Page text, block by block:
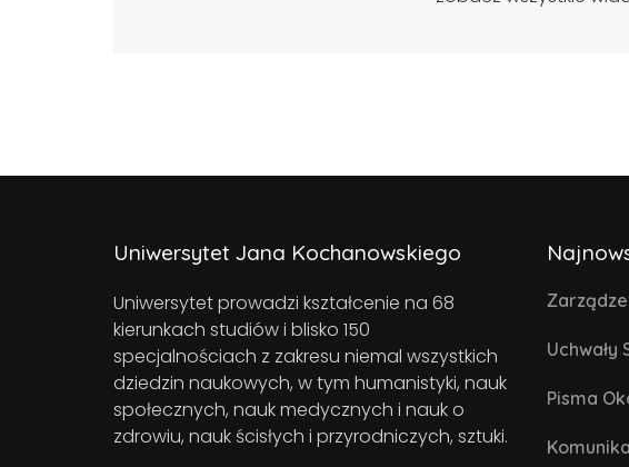
Uniwersytet Jana Kochanowskiego
Uniwersytet prowadzi kształcenie na 68
kierunkach studiów i blisko 150
specjalnościach z zakresu niemal wszystkich
dziedzin naukowych, w tym humanistyki, nauk
społecznych, nauk medycznych i nauk o
zdrowiu, nauk ścisłych i przyrodniczych, sztuki.
Uchwały
Pisma